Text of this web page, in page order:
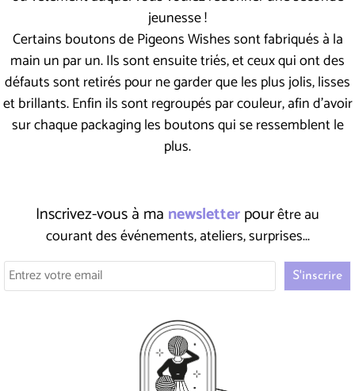
jeunesse !
Certains boutons de Pigeons Wishes sont fabriqués à la
main un par un. Ils sont ensuite triés, et ceux qui ont des
défauts sont retirés pour ne garder que les plus jolis, lisses
et brillants. Enfin ils sont regroupés par couleur, afin d'avoir
sur chaque packaging les boutons qui se ressemblent le
plus.
Inscrivez-vous à ma newsletterpourêtre au
courant des événements, ateliers, surprises...